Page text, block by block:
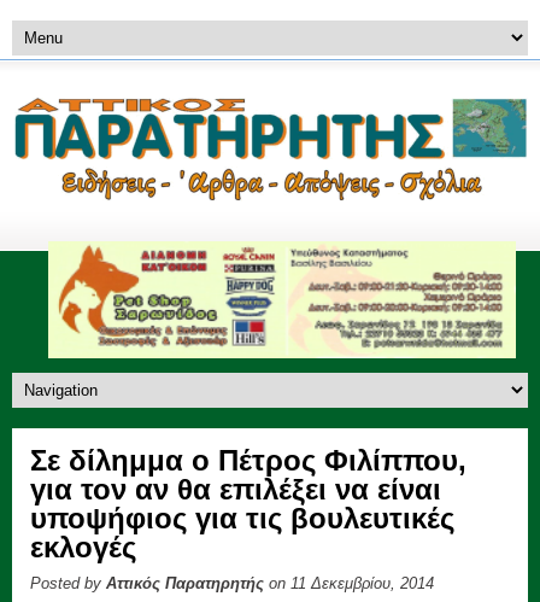
Σε δίλημμα ο Πέτρος Φιλίππου,
για τον αν θα επιλέξει να είναι
υποψήφιος για τις βουλευτικές
εκλογές
Posted by Αττικός Παρατηρητής on 11 Δεκεμβρίου, 2014